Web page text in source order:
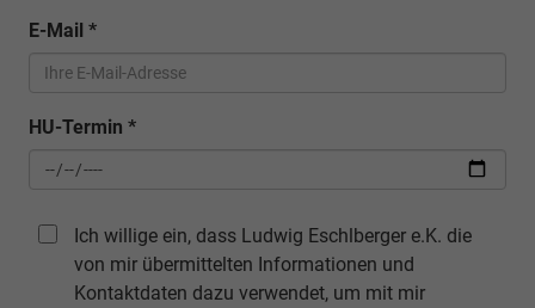
E-Mail *
HU-Termin *
Ich willige ein, dass Ludwig Eschlberger e.K. die
von mir übermittelten Informationen und
Kontaktdaten dazu verwendet, um mit mir